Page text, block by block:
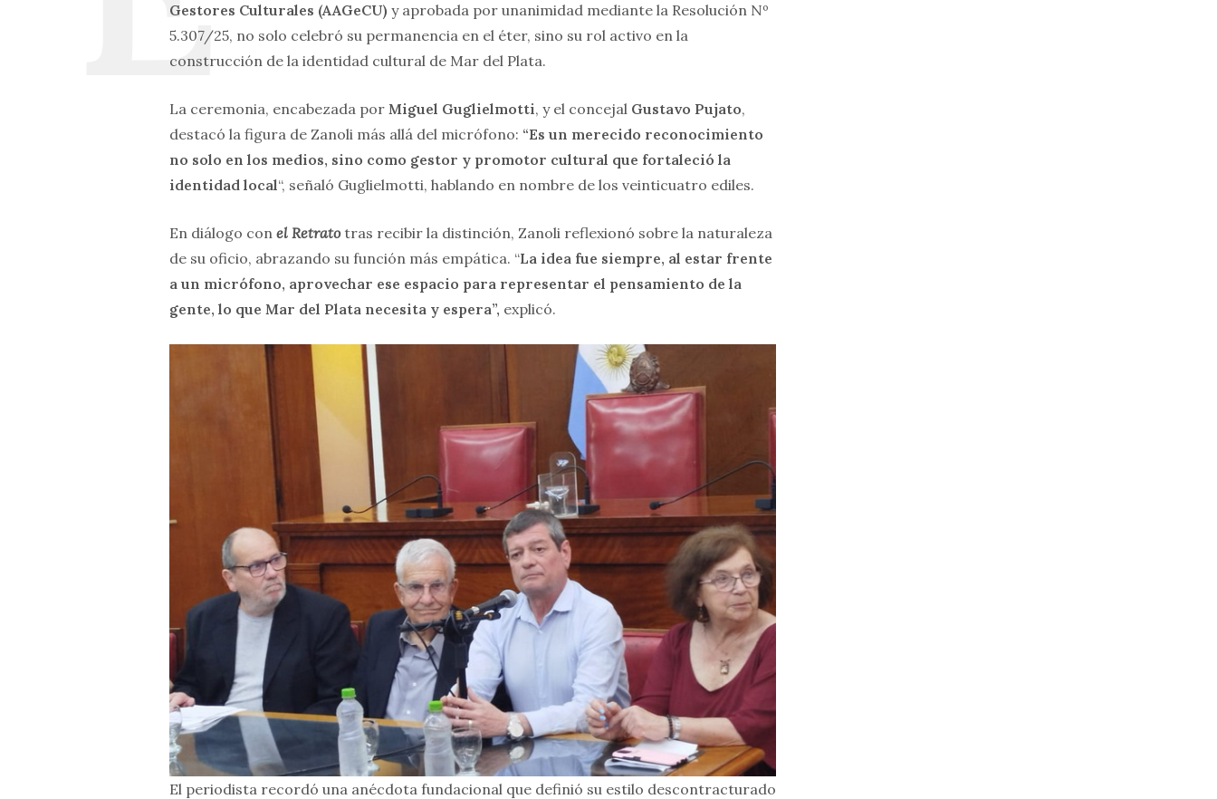
Gestores Culturales (AAGeCU) y aprobada por unanimidad mediante la Resolución Nº
5.307/25, no solo celebró su permanencia en el éter, sino su rol activo en la
construcción de la identidad cultural de Mar del Plata.
La ceremonia, encabezada por Miguel Guglielmotti, y el concejal Gustavo Pujato,
destacó la figura de Zanoli más allá del micrófono: “Es un merecido reconocimiento
no solo en los medios, sino como gestor y promotor cultural que fortaleció la
identidad local“, señaló Guglielmotti, hablando en nombre de los veinticuatro ediles.
En diálogo con el Retratotras recibir la distinción, Zanoli reflexionó sobre la naturaleza
de su oficio, abrazando su función más empática. “La idea fue siempre, al estar frente
a un micrófono, aprovechar ese espacio para representar el pensamiento de la
gente, lo que Mar del Plata necesita y espera”, explicó.
El periodista recordó una anécdota fundacional que definió su estilo descontracturado